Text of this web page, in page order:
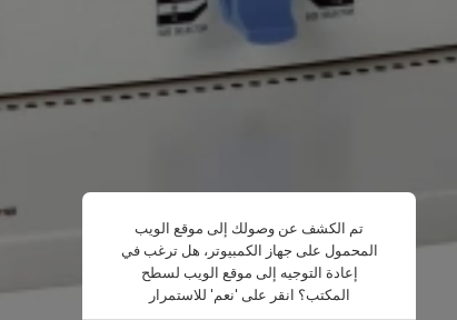
تم الكشف عن وصولك إلى موقع الويب
المحمول على جهاز الكمبيوتر، هل ترغب في
إعادة التوجيه إلى موقع الويب لسطح
المكتب؟ انقر على 'نعم' للاستمرار